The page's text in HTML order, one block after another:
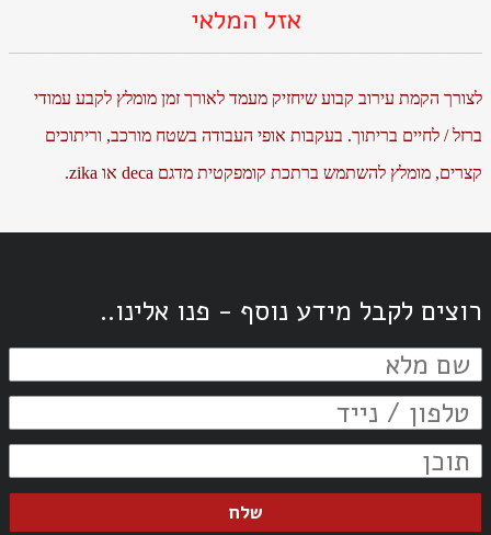
אזל המלאי
לצורך הקמת עירוב קבוע שיחזיק מעמד לאורך זמן מומלץ לקבע עמודי
ברזל / לחיים בריתוך. בעקבות אופי העבודה בשטח מורכב, וריתוכים
קצרים, מומלץ להשתמש ברתכת קומפקטית מדגם deca או zika.
רוצים לקבל מידע נוסף - פנו אלינו..
שלח